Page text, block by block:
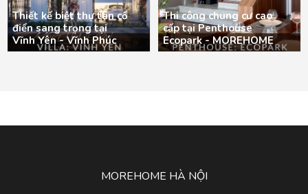
Thiết kế biệt thự tân cổ
điển sang trọng tại
Vĩnh Yên - Vĩnh Phúc
Thi công chung cư cao
cấp tại Penthouse
Ecopark - MOREHOME
MOREHOME HÀ NỘI